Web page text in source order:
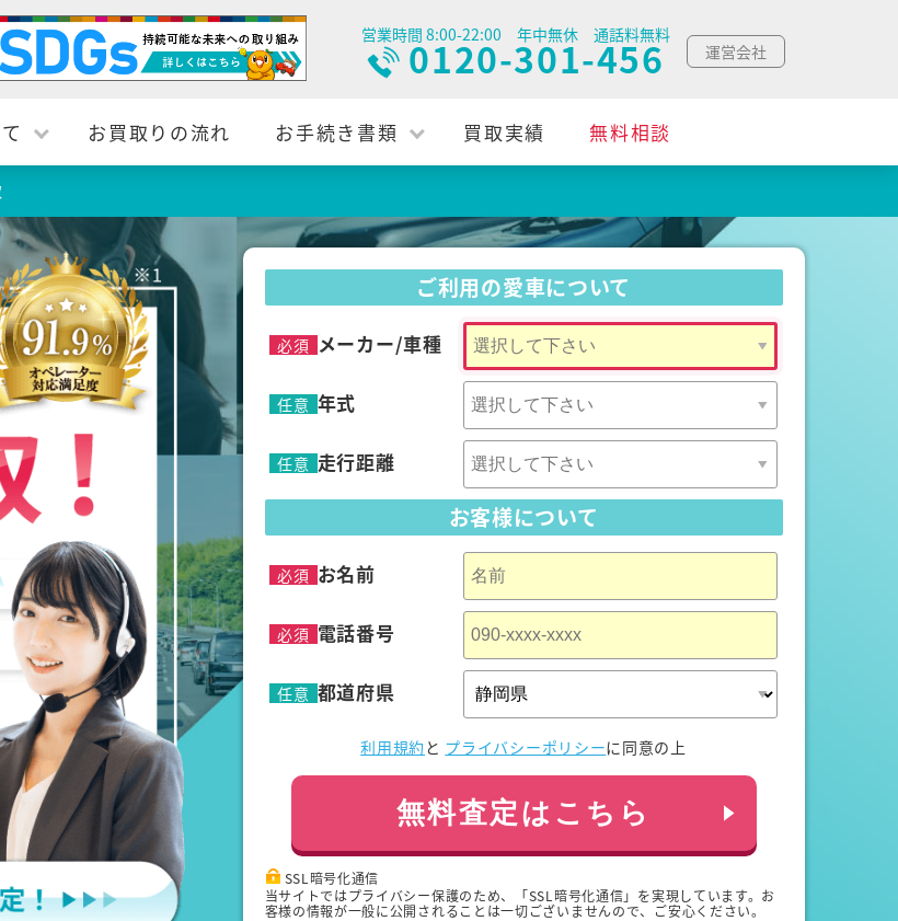
営業時間 8:00-22:00 年中無休 通話料無料
0120-301-456 運営会社
お買取りの流れ お手続き書類 買取実績 無料相談
ご利用の愛車について
必須 メーカー/車種
任意 年式
任意 走行距離
お客様について
必須 お名前
必須 電話番号
任意 都道府県
利用規約 と プライバシーポリシーに同意の上
無料査定はこちら
SSL暗号化通信
当サイトではプライバシー保護のため、「SSL暗号化通信」を実現しています。お
客様の情報が一般に公開されることは一切ございませんので、ご安心ください。